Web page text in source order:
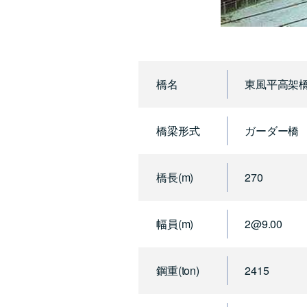
橋名 東風平高架
橋梁形式 ガーダー橋
橋長(m) 270
幅員(m) 2@9.00
鋼重(ton) 2415